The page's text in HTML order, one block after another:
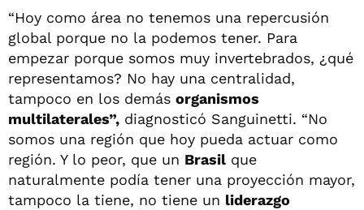
“Hoy como área no tenemos una repercusión
global porque no la podemos tener. Para
empezar porque somos muy invertebrados, ¿qué
representamos? No hay una centralidad,
tampoco en los demás organismos
multilaterales”, diagnosticó Sanguinetti. “No
somos una región que hoy pueda actuar como
región. Y lo peor, que un Brasil que
naturalmente podía tener una proyección mayor,
tampoco la tiene, no tiene un liderazgo